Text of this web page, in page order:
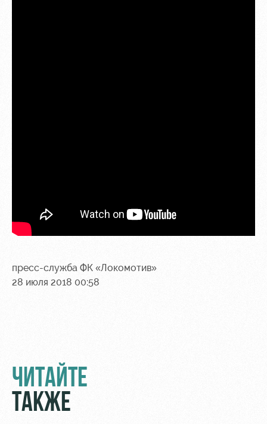
пресс-служба ФК «Локомотив»
28 июля 2018 00:58
ЧИТАЙТЕ
ТАКЖЕ